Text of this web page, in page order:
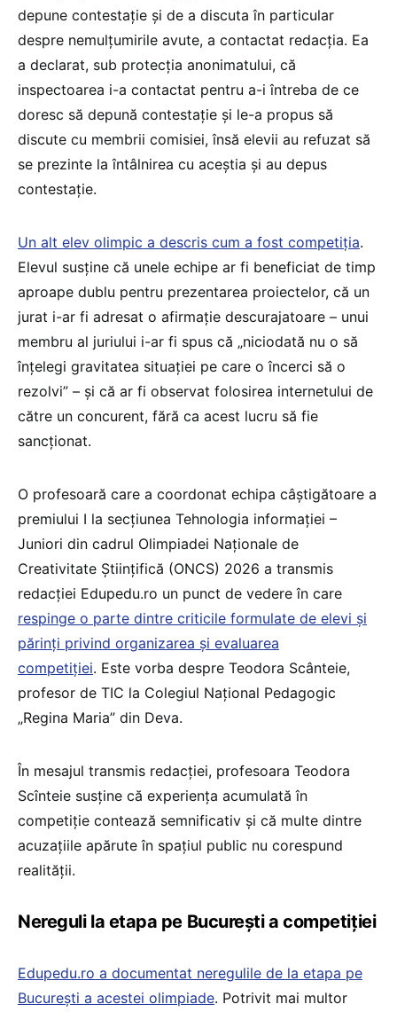
depune contestație și de a discuta în particular
despre nemulțumirile avute, a contactat redacția. Ea
a declarat, sub protecția anonimatului, că
inspectoarea i-a contactat pentru a-i întreba de ce
doresc să depună contestație și le-a propus să
discute cu membrii comisiei, însă elevii au refuzat să
se prezinte la întâlnirea cu aceștia și au depus
contestație.
Un alt elev olimpic a descris cum a fost competiția.
Elevul susține că unele echipe ar fi beneficiat de timp
aproape dublu pentru prezentarea proiectelor, că un
jurat i-ar fi adresat o afirmație descurajatoare – unui
membru al juriului i-ar fi spus că „niciodată nu o să
înțelegi gravitatea situației pe care o încerci să o
rezolvi” – și că ar fi observat folosirea internetului de
către un concurent, fără ca acest lucru să fie
sancționat.
O profesoară care a coordonat echipa câștigătoare a
premiului I la secțiunea Tehnologia informației –
Juniori din cadrul Olimpiadei Naționale de
Creativitate Științifică (ONCS) 2026 a transmis
redacției Edupedu.ro un punct de vedere în care
respinge o parte dintre criticile formulate de elevi și
părinți privind organizarea și evaluarea
competiției. Este vorba despre Teodora Scânteie,
profesor de TIC la Colegiul Național Pedagogic
„Regina Maria” din Deva.
În mesajul transmis redacției, profesoara Teodora
Scînteie susține că experiența acumulată în
competiție contează semnificativ și că multe dintre
acuzațiile apărute în spațiul public nu corespund
realității.
Nereguli la etapa pe București a competiției
Edupedu.ro a documentat neregulile de la etapa pe
București a acestei olimpiade. Potrivit mai multor